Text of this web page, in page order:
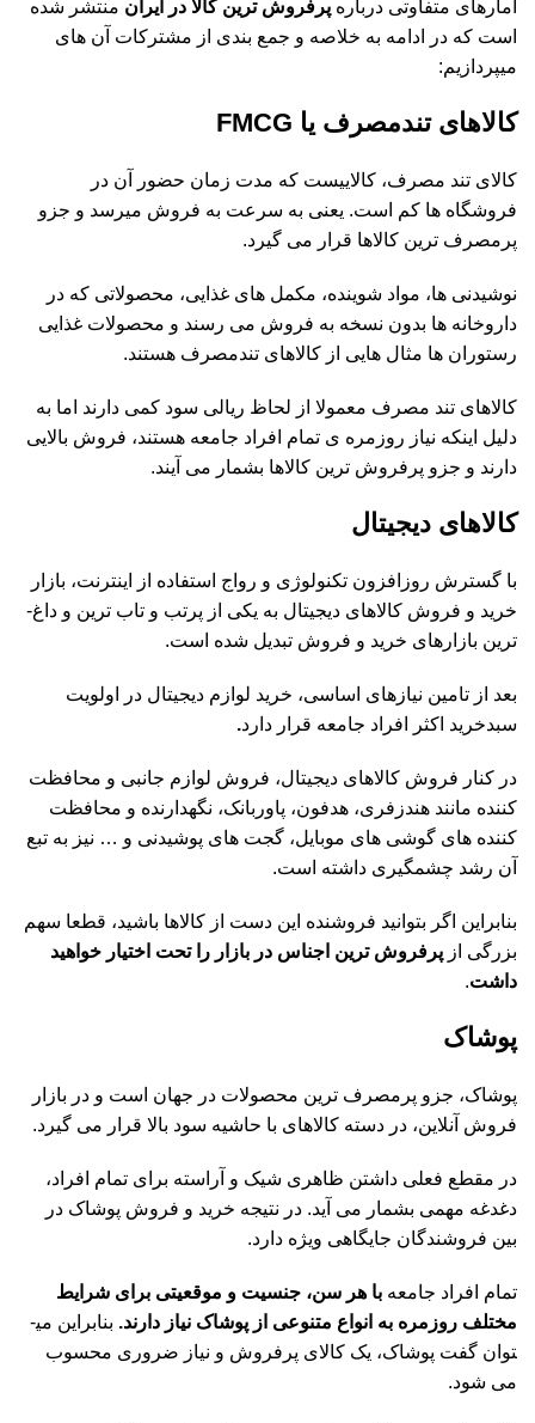
آمارهای متفاوتی درباره پرفروش ترین کالا در ایران منتشر شده
است که در ادامه به خلاصه و جمع بندی از مشترکات آن های
میپردازیم:
کالاهای تندمصرف یا FMCG
کالای تند مصرف، کالایی­ست که مدت زمان حضور آن در
فروشگاه ­ها کم است. یعنی به سرعت به فروش میرسد و جزو
پرمصرف ترین کالاها قرار می گیرد.
نوشیدنی ­ها، مواد شوینده، مکمل­ های غذایی، محصولاتی که در
داروخانه­ ها بدون نسخه به فروش می ­رسند و محصولات غذایی
رستوران­ ها مثال­ هایی از کالاهای تندمصرف هستند.
کالاهای تند مصرف معمولا از لحاظ ریالی سود کمی دارند اما به
دلیل اینکه نیاز روزمره­ ی تمام افراد جامعه هستند، فروش بالایی
دارند و جزو پرفروش ترین کالاها بشمار می­ آیند.
کالاهای دیجیتال
با گسترش روزافزون تکنولوژی و رواج استفاده از اینترنت، بازار
خرید و فروش کالاهای دیجیتال به یکی از پرتب و تاب ترین و داغ­
ترین بازارهای خرید و فروش تبدیل شده است.
بعد از تامین نیازهای اساسی، خرید لوازم دیجیتال در اولویت
سبدخرید اکثر افراد جامعه قرار دارد.
در کنار فروش کالاهای دیجیتال، فروش لوازم جانبی و محافظت
کننده مانند هندزفری، هدفون، پاوربانک، نگهدارنده و محافظت
کننده­ های گوشی ­های موبایل، گجت ­های پوشیدنی و … نیز به تبع
آن رشد چشمگیری داشته است.
بنابراین اگر بتوانید فروشنده این دست از کالاها باشید، قطعا سهم
بزرگی از پرفروش ترین اجناس در بازار را تحت اختیار خواهید
داشت.
پوشاک
پوشاک، جزو پرمصرف ترین محصولات در جهان است و در بازار
فروش آنلاین، در دسته کالاهای با حاشیه سود بالا قرار می گیرد.
در مقطع فعلی داشتن ظاهری شیک و آراسته برای تمام افراد،
دغدغ­ه مهمی بشمار می آید. در نتیجه خرید و فروش پوشاک در
بین فروشندگان جایگاهی ویژه دارد.
تمام افراد جامعه با هر سن، جنسیت و موقعیتی برای شرایط
مختلف روزمره به انواع متنوعی از پوشاک نیاز دارند.بنابراین می­
توان گفت پوشاک، یک کالای پرفروش و نیاز ضروری محسوب
می ­شود.